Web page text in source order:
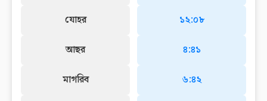
যোহর
আছর
মাগরিব
১২:০৮
৪:৪১
৬:৪২